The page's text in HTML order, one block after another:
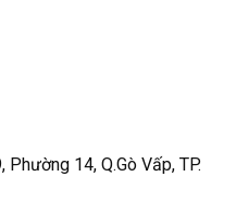
14, Q.Gò Vấp, TP.